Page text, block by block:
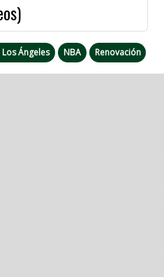
Ángeles NBA Renovación